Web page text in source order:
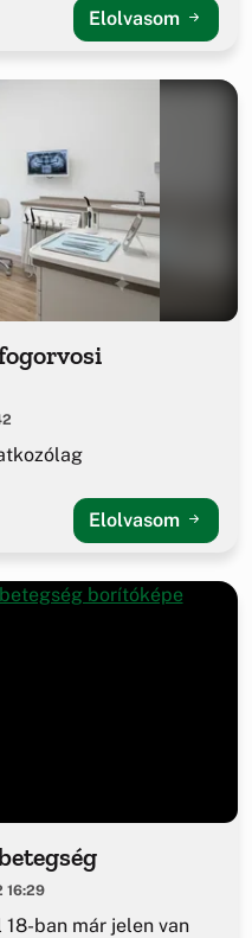
Elolvasom
Elolvasom
16:29
ban már jelen van